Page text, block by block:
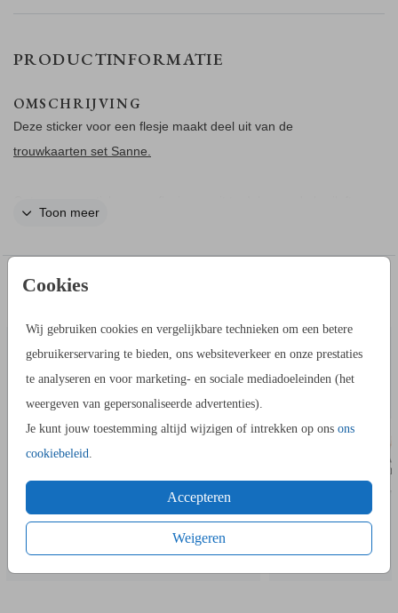
Cookies
Wij gebruiken cookies en vergelijkbare technieken om een betere
gebruikerservaring te bieden, ons websiteverkeer en onze prestaties
te analyseren en voor marketing- en sociale mediadoeleinden (het
weergeven van gepersonaliseerde advertenties).
Je kunt jouw toestemming altijd wijzigen of intrekken op ons ons
cookiebeleid
Accepteren
Weigeren
PRODUCTINFORMATIE
OMSCHRIJVING
Deze sticker voor een flesje maakt deel uit van de
trouwkaarten set Sanne.
Toon meer
IN DEZELFDE STIJL KUN JE DIT OOK